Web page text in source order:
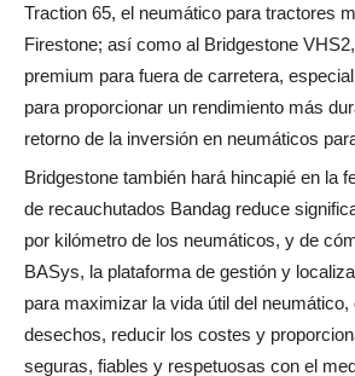
Traction 65, el neumático para tractores
Firestone; así como al Bridgestone
premium para fuera de carretera,
para proporcionar un rendimiento más
retorno de la inversión en neumáticos
Bridgestone también hará hincapié en la
de recauchutados Bandag reduce
por kilómetro de los neumáticos, y de
BASys, la plataforma de gestión y
para maximizar la vida útil del
desechos, reducir los costes y
seguras, fiables y respetuosas con el